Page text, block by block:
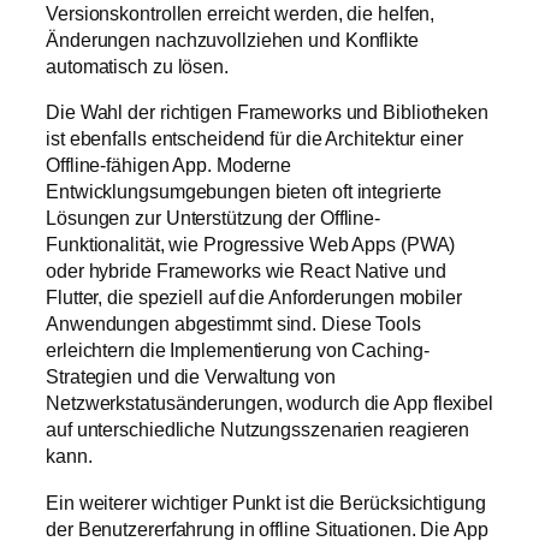
Versionskontrollen erreicht werden, die helfen,
Änderungen nachzuvollziehen und Konflikte
automatisch zu lösen.
Die Wahl der richtigen Frameworks und Bibliotheken
ist ebenfalls entscheidend für die Architektur einer
Offline-fähigen App. Moderne
Entwicklungsumgebungen bieten oft integrierte
Lösungen zur Unterstützung der Offline-
Funktionalität, wie Progressive Web Apps (PWA)
oder hybride Frameworks wie React Native und
Flutter, die speziell auf die Anforderungen mobiler
Anwendungen abgestimmt sind. Diese Tools
erleichtern die Implementierung von Caching-
Strategien und die Verwaltung von
Netzwerkstatusänderungen, wodurch die App flexibel
auf unterschiedliche Nutzungsszenarien reagieren
kann.
Ein weiterer wichtiger Punkt ist die Berücksichtigung
der Benutzererfahrung in offline Situationen. Die App